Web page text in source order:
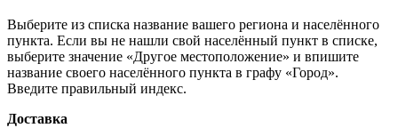
Выберите из списка название вашего региона и населённого
пункта. Если вы не нашли свой населённый пункт в списке,
выберите значение «Другое местоположение» и впишите
название своего населённого пункта в графу «Город».
Введите правильный индекс.
Доставка